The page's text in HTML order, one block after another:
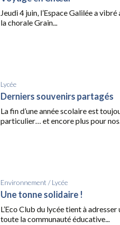
Jeudi 4 juin, l’Espace Galilée a
la chorale Grain...
Lycée
Derniers souvenirs partagés
La fin d’une année scolaire est
particulier… et encore plus pour
Environnement / Lycée
Une tonne solidaire !
L’Eco Club du lycée tient à
toute la communauté éducative...